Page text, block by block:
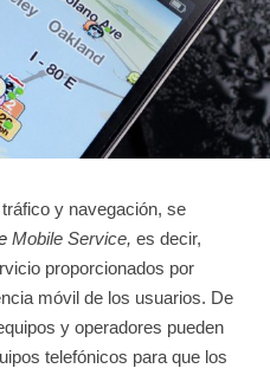
y navegación, se
Mobile Service, es decir,
proporcionados por
móvil de los usuarios. De
y operadores pueden
telefónicos para que los